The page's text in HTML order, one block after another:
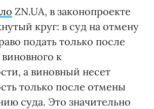
ZN.UA, в законопроекте
круг: в суд на отмену
подать только после
к
а виновный несет
только после отмены
суда. Это значительно